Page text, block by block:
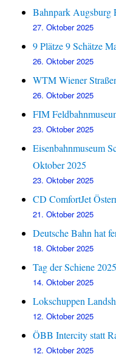
Bahnpark Augsburg
27. Oktober 2025
9 Plätze 9 Schätze
26. Oktober 2025
WTM Wiener
26. Oktober 2025
FIM
23. Oktober 2025
Eisenbahnmuseum
Oktober 2025
23. Oktober 2025
CD ComfortJet
21. Oktober 2025
Deutsche Bahn hat
18. Oktober 2025
Tag der Schiene
14. Oktober 2025
Lokschuppen
12. Oktober 2025
ÖBB Intercity statt
12. Oktober 2025